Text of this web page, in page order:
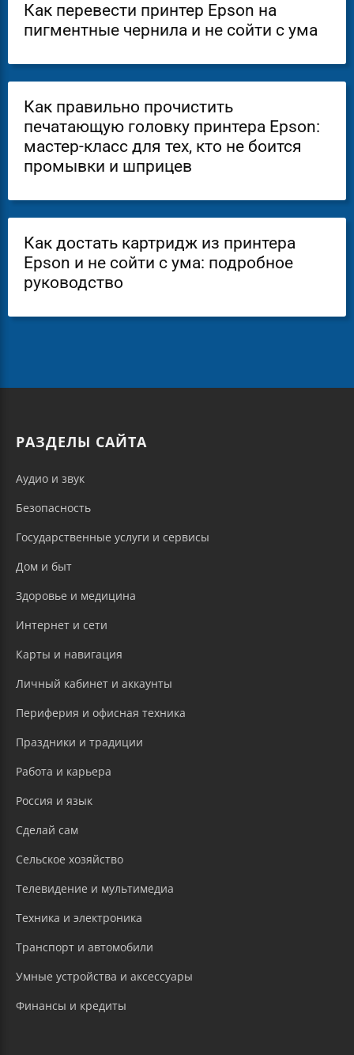
Как перевести принтер Epson на
пигментные чернила и не сойти с ума
Как правильно прочистить
печатающую головку принтера Epson:
мастер-класс для тех, кто не боится
промывки и шприцев
Как достать картридж из принтера
Epson и не сойти с ума: подробное
руководство
РАЗДЕЛЫ САЙТА
Аудио и звук
Безопасность
Государственные услуги и сервисы
Дом и быт
Здоровье и медицина
Интернет и сети
Карты и навигация
Личный кабинет и аккаунты
Периферия и офисная техника
Праздники и традиции
Работа и карьера
Россия и язык
Сделай сам
Сельское хозяйство
Телевидение и мультимедиа
Техника и электроника
Транспорт и автомобили
Умные устройства и аксессуары
Финансы и кредиты